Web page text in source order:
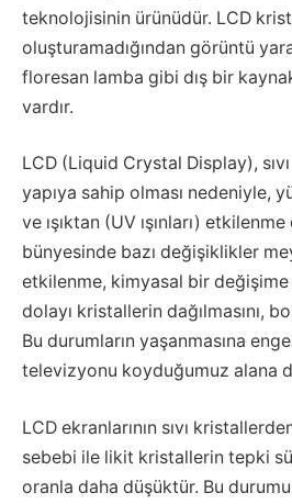
teknolojisinin ürünüdür. LCD
oluşturamadığından görüntü
floresan lamba gibi dış bir
vardır.
LCD (Liquid Crystal Display),
yapıya sahip olması nedeniyle,
ve ışıktan (UV ışınları)
bünyesinde bazı değişiklikler
etkilenme, kimyasal bir değişime
dolayı kristallerin dağılmasını,
Bu durumların yaşanmasına
televizyonu koyduğumuz alana
LCD ekranlarının sıvı
sebebi ile likit kristallerin tepki
oranla daha düşüktür. Bu